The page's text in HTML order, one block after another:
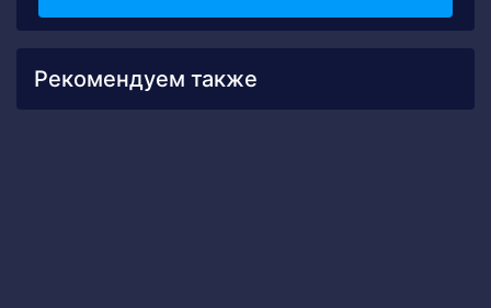
Рекомендуем также